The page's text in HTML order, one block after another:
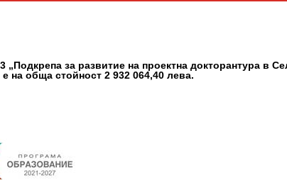
„Подкрепа за развитие на проектна докторантура в
на обща стойност 2 932 064,40 лева.